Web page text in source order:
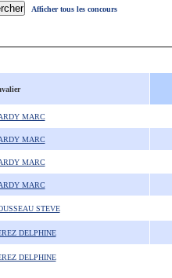
Afficher tous les concours
MARC
MARC
MARC
MARC
STEVE
DELPHINE
DELPHINE